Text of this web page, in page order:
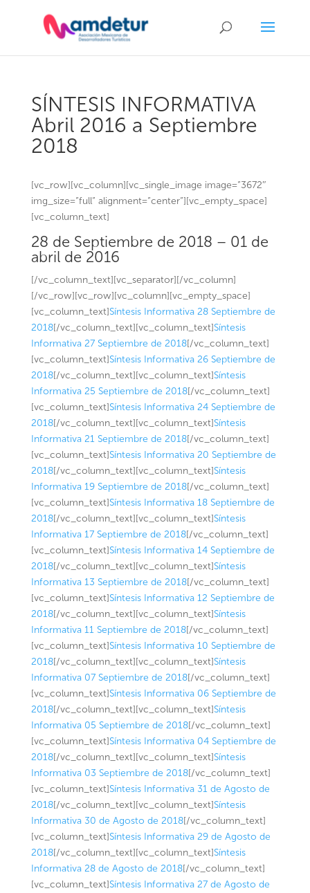
SÍNTESIS INFORMATIVA
Abril 2016 a Septiembre
2018
[vc_row][vc_column][vc_single_image image=”3672″
img_size=”full” alignment=”center”][vc_empty_space]
[vc_column_text]
28 de Septiembre de 2018 – 01 de
abril de 2016
[/vc_column_text][vc_separator][/vc_column]
[/vc_row][vc_row][vc_column][vc_empty_space]
[vc_column_text]Síntesis Informativa 28 Septiembre de
2018[/vc_column_text][vc_column_text]Síntesis
Informativa 27 Septiembre de 2018[/vc_column_text]
[vc_column_text]Síntesis Informativa 26 Septiembre de
2018[/vc_column_text][vc_column_text]Síntesis
Informativa 25 Septiembre de 2018[/vc_column_text]
[vc_column_text]Síntesis Informativa 24 Septiembre de
2018[/vc_column_text][vc_column_text]Síntesis
Informativa 21 Septiembre de 2018[/vc_column_text]
[vc_column_text]Síntesis Informativa 20 Septiembre de
2018[/vc_column_text][vc_column_text]Síntesis
Informativa 19 Septiembre de 2018[/vc_column_text]
[vc_column_text]Síntesis Informativa 18 Septiembre de
2018[/vc_column_text][vc_column_text]Síntesis
Informativa 17 Septiembre de 2018[/vc_column_text]
[vc_column_text]Síntesis Informativa 14 Septiembre de
2018[/vc_column_text][vc_column_text]Síntesis
Informativa 13 Septiembre de 2018[/vc_column_text]
[vc_column_text]Síntesis Informativa 12 Septiembre de
2018[/vc_column_text][vc_column_text]Síntesis
Informativa 11 Septiembre de 2018[/vc_column_text]
[vc_column_text]Síntesis Informativa 10 Septiembre de
2018[/vc_column_text][vc_column_text]Síntesis
Informativa 07 Septiembre de 2018[/vc_column_text]
[vc_column_text]Síntesis Informativa 06 Septiembre de
2018[/vc_column_text][vc_column_text]Síntesis
Informativa 05 Septiembre de 2018[/vc_column_text]
[vc_column_text]Síntesis Informativa 04 Septiembre de
2018[/vc_column_text][vc_column_text]Síntesis
Informativa 03 Septiembre de 2018[/vc_column_text]
[vc_column_text]Síntesis Informativa 31 de Agosto de
2018[/vc_column_text][vc_column_text]Síntesis
Informativa 30 de Agosto de 2018[/vc_column_text]
[vc_column_text]Síntesis Informativa 29 de Agosto de
2018[/vc_column_text][vc_column_text]Síntesis
Informativa 28 de Agosto de 2018[/vc_column_text]
[vc_column_text]Síntesis Informativa 27 de Agosto de